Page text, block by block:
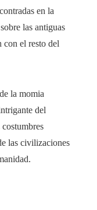
en la
las antiguas
el resto del
la momia
del
las civilizaciones